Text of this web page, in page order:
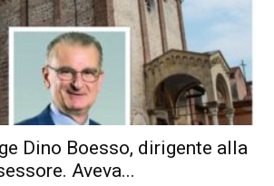
Dino Boesso, dirigente alla
Aveva...